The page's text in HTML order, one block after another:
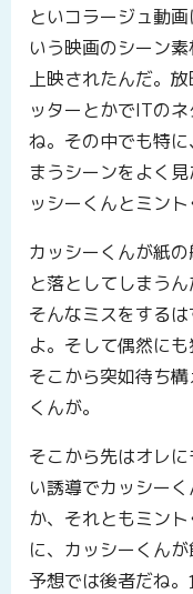
といコラージュ動
いう映画のシーン
上映されたんだ。
ッターとかでITの
ね。その中でも特
まうシーンをよく
ッシーくんとミン
カッシーくんが紙
と落としてしまう
そんなミスをする
よ。そして偶然に
そこから突如待ち
くんが。
そこから先はオレ
い誘導でカッシー
か、それともミン
に、カッシーくん
予想では後者だね